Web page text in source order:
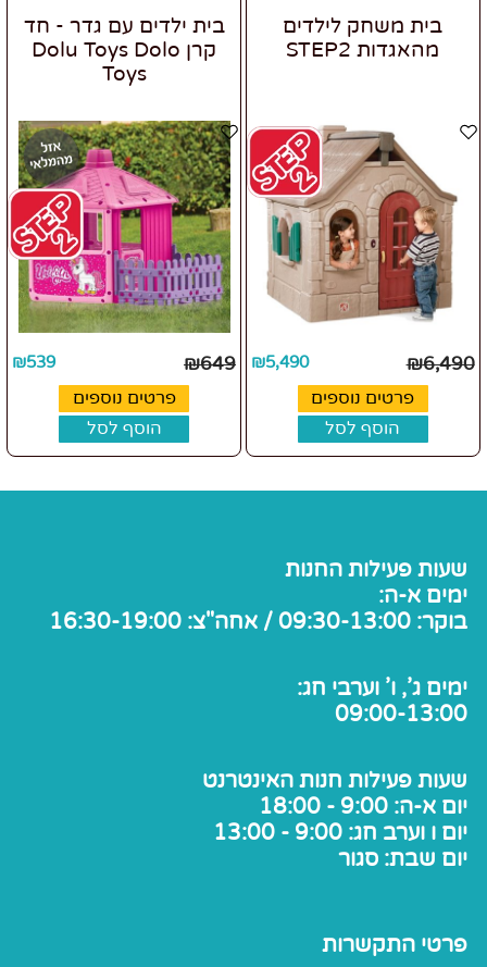
בית משחק לילדים
מהאגדות STEP2
₪6,490
₪5,490
פרטים נוספים
הוסף לסל
בית ילדים עם גדר - חד
קרן Dolu Toys Dolo
Toys
₪649
₪539
פרטים נוספים
הוסף לסל
שעות פעילות החנות
ימים א-ה:
בוקר: 09:30-13:00 / אחה"צ: 16:30-19:00
ימים ג', ו' וערבי חג:
09:00-13:00
שעות פעילות חנות האינטרנט
יום א-ה: 9:00 - 18:00
יום ו וערב חג: 9:00 - 13:00
יום שבת: סגור
פרטי התקשרות